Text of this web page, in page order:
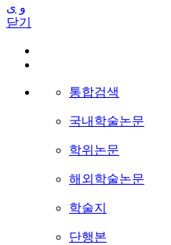
و ی
닫기
통합검색
국내학술논문
학위논문
해외학술논문
학술지
단행본